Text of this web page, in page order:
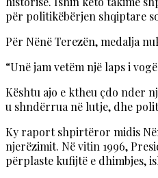
për politikëbërjen shqiptare
Për Nënë Terezën, medalja
“Unë jam vetëm një laps i
Kështu ajo e ktheu çdo nder
u shndërrua në lutje, dhe
Ky raport shpirtëror midis
njerëzimit. Në vitin 1996,
përplaste kufijtë e dhimbjes,